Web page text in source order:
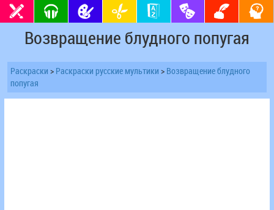
Возвращение блудного попугая
Раскраски > Раскраски русские мультики > Возвращение блудного
попугая